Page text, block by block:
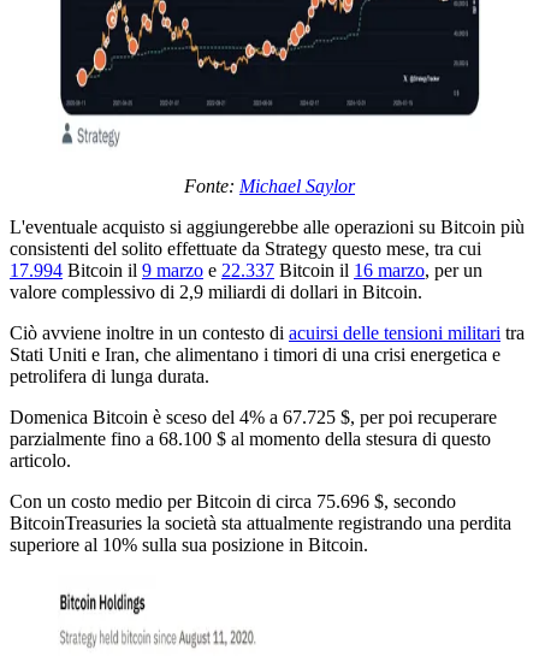
Fonte: Michael Saylor
L'eventuale acquisto si aggiungerebbe alle operazioni su Bitcoin più
consistenti del solito effettuate da Strategy questo mese, tra cui
17.994 Bitcoin il 9 marzo e 22.337 Bitcoin il 16 marzo, per un
valore complessivo di 2,9 miliardi di dollari in Bitcoin.
Ciò avviene inoltre in un contesto di acuirsi delle tensioni militari tra
Stati Uniti e Iran, che alimentano i timori di una crisi energetica e
petrolifera di lunga durata.
Domenica Bitcoin è sceso del 4% a 67.725 $, per poi recuperare
parzialmente fino a 68.100 $ al momento della stesura di questo
articolo.
Con un costo medio per Bitcoin di circa 75.696 $, secondo
BitcoinTreasuries la società sta attualmente registrando una perdita
superiore al 10% sulla sua posizione in Bitcoin.